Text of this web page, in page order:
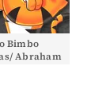
Bimbo
Abraham